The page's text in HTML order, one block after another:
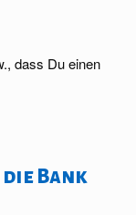
dass Du einen
Bank